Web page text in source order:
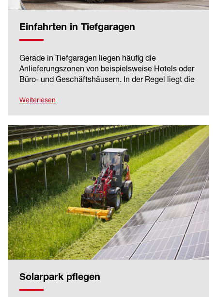
Einfahrten in Tiefgaragen
Gerade in Tiefgaragen liegen häufig die
Anlieferungszonen von beispielsweise Hotels oder
Büro- und Geschäftshäusern. In der Regel liegt die
schnellen Abladen und Verfahren kraftvolle
Weiterlesen
Solarpark pflegen